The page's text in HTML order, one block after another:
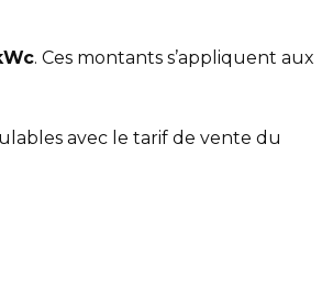
. Ces montants s’appliquent aux
avec le tarif de vente du